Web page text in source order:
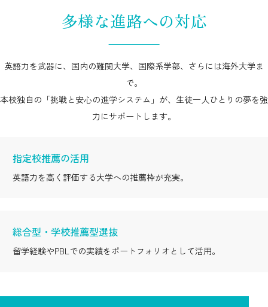
多様な進路への対応
英語力を武器に、国内の難関大学、国際系学部、さらには海外大学ま
で。
本校独自の「挑戦と安心の進学システム」が、生徒一人ひとりの夢を強
力にサポートします。
指定校推薦の活用
英語力を高く評価する大学への推薦枠が充実。
総合型・学校推薦型選抜
留学経験やPBLでの実績をポートフォリオとして活用。